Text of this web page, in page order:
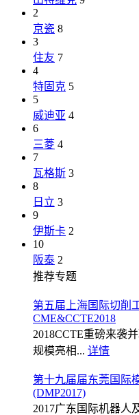
2
京瓷 8
3
住友 7
4
特固克 5
5
威迪亚 4
6
三菱 4
7
瓦格斯 3
8
日立 3
9
伊斯卡 2
10
阪泰 2
推荐专题
第五届上海国际切削
CME&CCTE2018
2018CCTE重磅来袭
规模亮相... 详情
第十九届届东莞国际
(DMP2017)
2017广东国际机器人